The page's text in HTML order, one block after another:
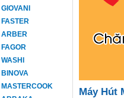
ARBER
Máy Hút